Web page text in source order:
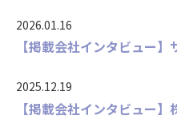
2026.01.16
【掲載会社インタビュー
2025.12.19
【掲載会社インタビュー